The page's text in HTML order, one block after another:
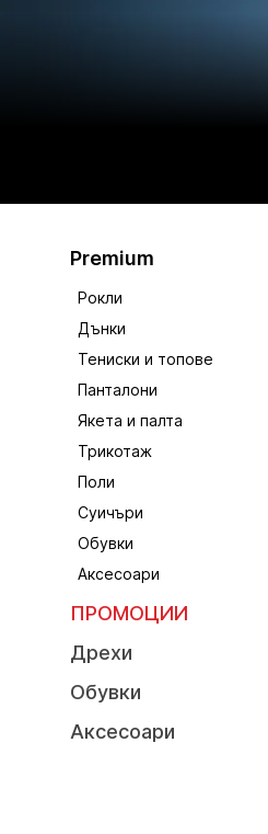
Premium
Рокли
Дънки
Тениски и топове
Панталони
Якета и палта
Трикотаж
Поли
Суичъри
Обувки
Аксесоари
ПРОМОЦИИ
Дрехи
Обувки
Аксесоари